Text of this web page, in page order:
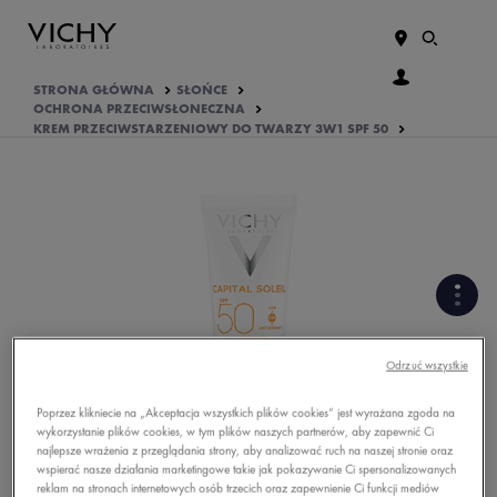
STRONA GŁÓWNA
SŁOŃCE
OCHRONA PRZECIWSŁONECZNA
KREM PRZECIWSTARZENIOWY DO TWARZY 3W1 SPF 50
SKŁADNIKI AKTYWNE
PODSTAWOWE INFORMACJE
O PRODUKCIE
OPINIE O PRODUKCIE
Poprzez klikniecie na „Akceptacja wszystkich plików cookies” jest wyrażana zgoda na
wykorzystanie plików cookies, w tym plików naszych partnerów, aby zapewnić Ci
najlepsze wrażenia z przeglądania strony, aby analizować ruch na naszej stronie oraz
wspierać nasze działania marketingowe takie jak pokazywanie Ci spersonalizowanych
reklam na stronach internetowych osób trzecich oraz zapewnienie Ci funkcji mediów
Odrzuć wszystkie